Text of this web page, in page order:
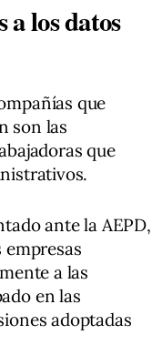
a los datos
que
son las
que
ante la AEPD,
a las
en las
adoptadas